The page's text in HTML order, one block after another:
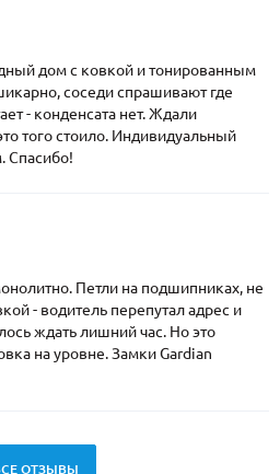
дом с ковкой и тонированным
соседи спрашивают где
- конденсата нет. Ждали
того стоило. Индивидуальный
Спасибо!
Петли на подшипниках, не
- водитель перепутал адрес и
ждать лишний час. Но это
на уровне. Замки Gardian
ОТЗЫВЫ